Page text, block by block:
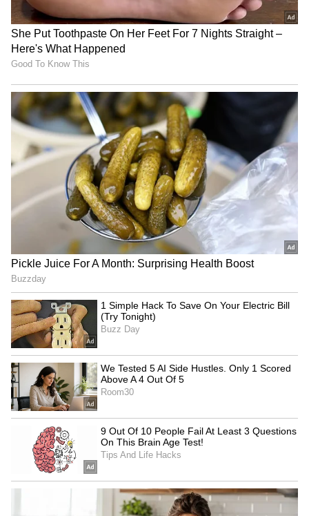
ಜಿಲ್ಲೆಯಲ್ಲಿ ಖಾಸಗಿ ಶಾಲೆಯಿಂದ ಹೊರಗೆ ಬಂದು ಸರ್ಕಾರಿ
ಶಾಲೆಯ 10ನೇ ತರಗತಿಗೆ 43 ವಿದ್ಯಾರ್ಥಿಗಳು ಪ್ರವೇಶಾತಿ
ಪಡೆದಿದ್ದಾರೆಂಬ ಪ್ರಾಥಮಿಕ ಮಾಹಿತಿ ಸಿಕ್ಕಿದೆ ಎಂದು ಡಿಡಿಪಿಐ
ಶ್ರೀಶೈಲ ಬಿರಾದಾರ ತಿಳಿಸಿದ್ದಾರೆ. ‘ಕನ್ನಡಪ್ರಭ’ ವರದಿಗೆ ಲಿಖಿತ
ಪ್ರತಿಕ್ರಿಯೆ ನೀಡಿರುವ ಅವರು, ದಡ್ಡರು ಎನ್ನುವ ಕಾರಣಕ್ಕೆ
ಖಾಸಗಿ ಶಾಲೆಗಳು ವಿದ್ಯಾರ್ಥಿಗಳನ್ನು ಹೊರ ಹಾಕಿಲ್ಲ. ವಿವಿಧ
ಕಾರಣಗಳಿಂದ ಹೊರ ಬಂದು ತಮಗೆ ಅನುಕೂಲವಾಗಿರುವ
ಸರ್ಕಾರಿ ಶಾಲೆಯಲ್ಲಿ ಪ್ರವೇಶಾತಿ ಪಡೆದಿದ್ದಾರೆಂದು ತಿಳಿಸಿದ್ದಾರೆ